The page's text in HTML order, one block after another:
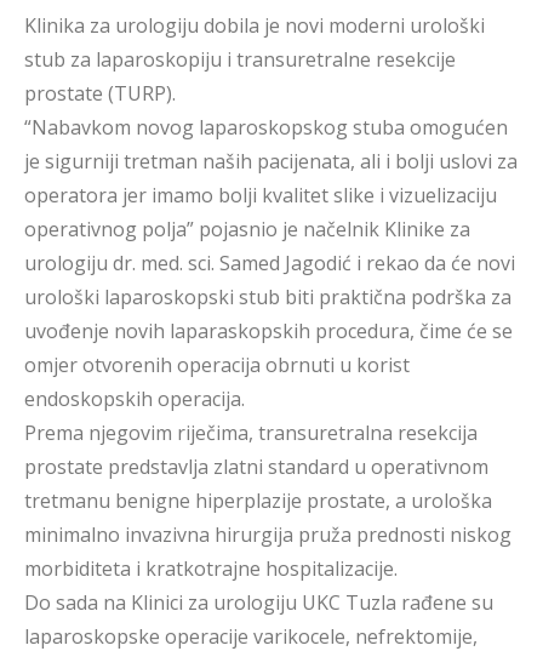
Klinika za urologiju dobila je novi moderni urološki
stub za laparoskopiju i transuretralne resekcije
prostate (TURP).
“Nabavkom novog laparoskopskog stuba omogućen
je sigurniji tretman naših pacijenata, ali i bolji uslovi za
operatora jer imamo bolji kvalitet slike i vizuelizaciju
operativnog polja” pojasnio je načelnik Klinike za
urologiju dr. med. sci. Samed Jagodić i rekao da će novi
urološki laparoskopski stub biti praktična podrška za
uvođenje novih laparaskopskih procedura, čime će se
omjer otvorenih operacija obrnuti u korist
endoskopskih operacija.
Prema njegovim riječima, transuretralna resekcija
prostate predstavlja zlatni standard u operativnom
tretmanu benigne hiperplazije prostate, a urološka
minimalno invazivna hirurgija pruža prednosti niskog
morbiditeta i kratkotrajne hospitalizacije.
Do sada na Klinici za urologiju UKC Tuzla rađene su
laparoskopske operacije varikocele, nefrektomije,